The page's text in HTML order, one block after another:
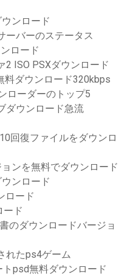
ンロード
ーバーのステータス
ロード
2 ISO PSXダウンロード
料ダウンロード320kbps
ローダーのトップ5
ダウンロード急流
回復ファイルをダウンロ
ンを無料でダウンロード
ンロード
ロード
ード
のダウンロードバージョ
れたps4ゲーム
psd無料ダウンロード